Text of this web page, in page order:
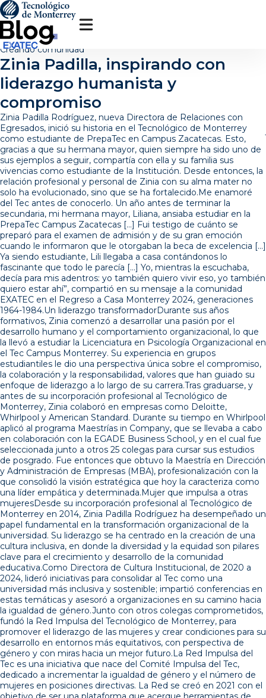
Pasar
al
contenido
principal
Creando comunidad
Zinia Padilla, inspirando con
liderazgo humanista y
compromiso
Zinia Padilla Rodríguez, nueva Directora de Relaciones con
Egresados, inició su historia en el Tecnológico de Monterrey
como estudiante de PrepaTec en Campus Zacatecas. Esto,
gracias a que su hermana mayor, quien siempre ha sido uno de
sus ejemplos a seguir, compartía con ella y su familia sus
vivencias como estudiante de la Institución. Desde entonces, la
relación profesional y personal de Zinia con su alma mater no
solo ha evolucionado, sino que se ha fortalecido.Me enamoré
del Tec antes de conocerlo. Un año antes de terminar la
secundaria, mi hermana mayor, Liliana, ansiaba estudiar en la
PrepaTec Campus Zacatecas […] Fui testigo de cuánto se
preparó para el examen de admisión y de su gran emoción
cuando le informaron que le otorgaban la beca de excelencia […]
Ya siendo estudiante, Lili llegaba a casa contándonos lo
fascinante que todo le parecía […] Yo, mientras la escuchaba,
decía para mis adentros: yo también quiero vivir eso, yo también
quiero estar ahí”, compartió en su mensaje a la comunidad
EXATEC en el Regreso a Casa Monterrey 2024, generaciones
1964-1984.Un liderazgo transformadorDurante sus años
formativos, Zinia comenzó a desarrollar una pasión por el
desarrollo humano y el comportamiento organizacional, lo que
la llevó a estudiar la Licenciatura en Psicología Organizacional en
el Tec Campus Monterrey. Su experiencia en grupos
estudiantiles le dio una perspectiva única sobre el compromiso,
la colaboración y la responsabilidad, valores que han guiado su
enfoque de liderazgo a lo largo de su carrera.Tras graduarse, y
antes de su incorporación profesional al Tecnológico de
Monterrey, Zinia colaboró en empresas como Deloitte,
Whirlpool y American Standard. Durante su tiempo en Whirlpool
aplicó al programa Maestrías in Company, que se llevaba a cabo
en colaboración con la EGADE Business School, y en el cual fue
seleccionada junto a otros 25 colegas para cursar sus estudios
de posgrado. Fue entonces que obtuvo la Maestría en Dirección
y Administración de Empresas (MBA), profesionalización con la
que consolidó la visión estratégica que hoy la caracteriza como
una líder empática y determinada.Mujer que impulsa a otras
mujeresDesde su incorporación profesional al Tecnológico de
Monterrey en 2014, Zinia Padilla Rodríguez ha desempeñado un
papel fundamental en la transformación organizacional de la
universidad. Su liderazgo se ha centrado en la creación de una
cultura inclusiva, en donde la diversidad y la equidad son pilares
clave para el crecimiento y desarrollo de la comunidad
educativa.Como Directora de Cultura Institucional, de 2020 a
2024, lideró iniciativas para consolidar al Tec como una
universidad más inclusiva y sostenible; impartió conferencias en
estas temáticas y asesoró a organizaciones en su camino hacia
la igualdad de género.Junto con otros colegas comprometidos,
fundó la Red Impulsa del Tecnológico de Monterrey, para
promover el liderazgo de las mujeres y crear condiciones para su
desarrollo en entornos más equitativos, con perspectiva de
género y con miras hacia un mejor futuro.La Red Impulsa del
Tec es una iniciativa que nace del Comité Impulsa del Tec,
dedicado a incrementar la igualdad de género y el número de
mujeres en posiciones directivas. La Red se creó en 2021 con el